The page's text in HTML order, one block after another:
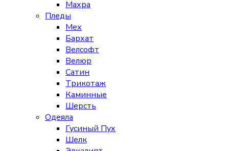
Махра
Пледы
Мех
Бархат
Велсофт
Велюр
Сатин
Трикотаж
Каминные
Шерсть
Одеяла
Гусиный Пух
Шелк